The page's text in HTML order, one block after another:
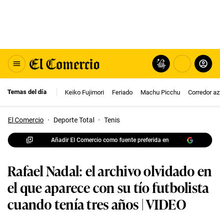
Temas del día Keiko Fujimori Feriado Machu Picchu Corredor
El Comercio · Deporte Total · Tenis
Añadir El Comercio como fuente preferida en
Rafael Nadal: el archivo olvidado en
el que aparece con su tío futbolista
cuando tenía tres años | VIDEO